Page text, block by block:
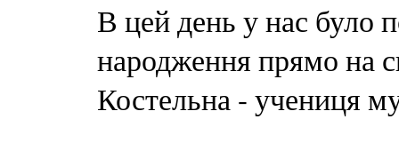
В цей день у нас було
народження прямо на
Костельна - учениця